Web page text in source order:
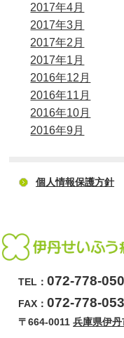
2017年4月
2017年3月
2017年2月
2017年1月
2016年12月
2016年11月
2016年10月
2016年9月
個人情報保護方針
TEL：072-778-
FAX：072-778-
〒664-0011兵庫県伊